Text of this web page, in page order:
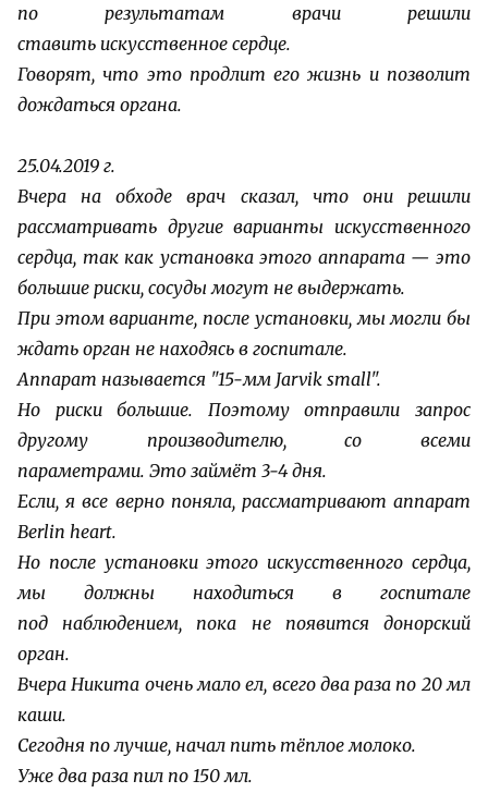
по результатам врачи решили
ставить искусственное сердце.
Говорят, что это продлит его жизнь и позволит
дождаться органа.
25.04.2019 г.
Вчера на обходе врач сказал, что они решили
рассматривать другие варианты искусственного
сердца, так как установка этого аппарата — это
большие риски, сосудымогут не выдержать.
При этом варианте, после установки, мы могли бы
ждать орган не находясь в госпитале.
Аппарат называется "15-мм Jarvik small".
Но риски большие. Поэтому отправили запрос
другому производителю, со всеми
параметрами. Это займёт 3-4 дня.
Если, я все верно поняла, рассматривают аппарат
Berlin heart.
Но после установки этого искусственного сердца,
мы должны находиться в госпитале
под наблюдением, пока не появится донорский
орган.
Вчера Никита очень мало ел, всего два раза по 20 мл
каши.
Сегодня по лучше, начал пить тёплое молоко.
Уже два раза пил по 150 мл.